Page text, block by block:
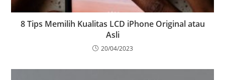
8 Tips Memilih Kualitas LCD iPhone Original atau
Asli
20/04/2023